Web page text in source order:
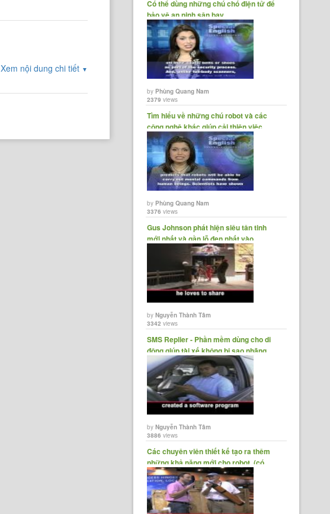
Xem nội dung chi tiết ▼
Có thể dùng những chú chó điện tử để
bảo vệ an ninh sân bay
byPhùng Quang Nam
2379 views
Tìm hiểu về những chú robot và các
công nghệ khác giúp cải thiện việc
chăm......
byPhùng Quang Nam
3376 views
Gus Johnson phát hiện siêu tân tinh
mới nhất và gần lỗ đen nhất vào
byNguyễn Thành Tâm
3342 views
SMS Replier - Phần mềm dùng cho di
động giúp tài xế không bị sao nhãng......
byNguyễn Thành Tâm
3886 views
Các chuyên viên thiết kế tạo ra thêm
những khả năng mới cho robot. (có
Script)